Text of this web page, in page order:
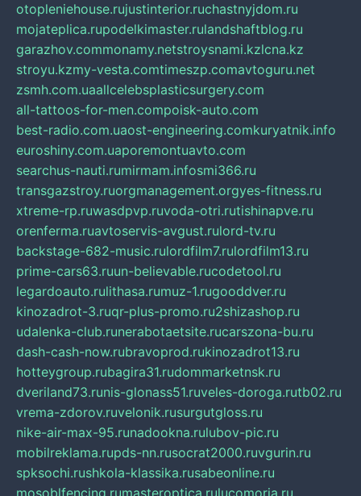
otopleniehouse.rujustinterior.ruchastnyjdom.ru
mojateplica.rupodelkimaster.rulandshaftblog.ru
garazhov.commonamy.netstroysnami.kzlcna.kz
stroyu.kzmy-vesta.comtimeszp.comavtoguru.net
zsmh.com.uaallcelebsplasticsurgery.com
all-tattoos-for-men.compoisk-auto.com
best-radio.com.uaost-engineering.comkuryatnik.info
euroshiny.com.uaporemontuavto.com
searchus-nauti.rumirmam.infosmi366.ru
transgazstroy.ruorgmanagement.orgyes-fitness.ru
xtreme-rp.ruwasdpvp.ruvoda-otri.rutishinapve.ru
orenferma.ruavtoservis-avgust.rulord-tv.ru
backstage-682-music.rulordfilm7.rulordfilm13.ru
prime-cars63.ruun-believable.rucodetool.ru
legardoauto.rulithasa.rumuz-1.rugooddver.ru
kinozadrot-3.ruqr-plus-promo.ru2shizashop.ru
udalenka-club.runerabotaetsite.rucarszona-bu.ru
dash-cash-now.rubravoprod.rukinozadrot13.ru
hotteygroup.rubagira31.rudommarketnsk.ru
dveriland73.runis-glonass51.ruveles-doroga.rutb02.ru
vrema-zdorov.ruvelonik.rusurgutgloss.ru
nike-air-max-95.runadookna.rulubov-pic.ru
mobilreklama.rupds-nn.rusocrat2000.ruvgurin.ru
spksochi.rushkola-klassika.rusabeonline.ru
mosoblfencing.rumasteroptica.rulucomoria.ru